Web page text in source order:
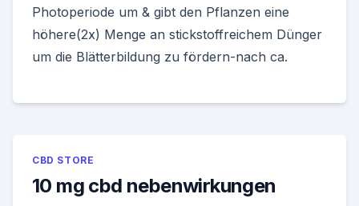
Photoperiode um & gibt den Pflanzen eine
höhere(2x) Menge an stickstoffreichem Dünger
um die Blätterbildung zu fördern-nach ca.
CBD STORE
10 mg cbd nebenwirkungen